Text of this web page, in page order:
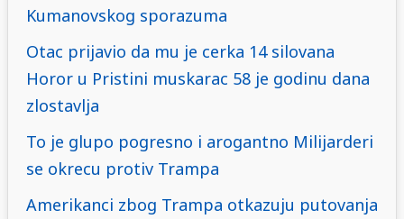
Kumanovskog sporazuma
Otac prijavio da mu je cerka 14 silovana
Horor u Pristini muskarac 58 je godinu dana
zlostavlja
To je glupo pogresno i arogantno Milijarderi
se okrecu protiv Trampa
Amerikanci zbog Trampa otkazuju putovanja